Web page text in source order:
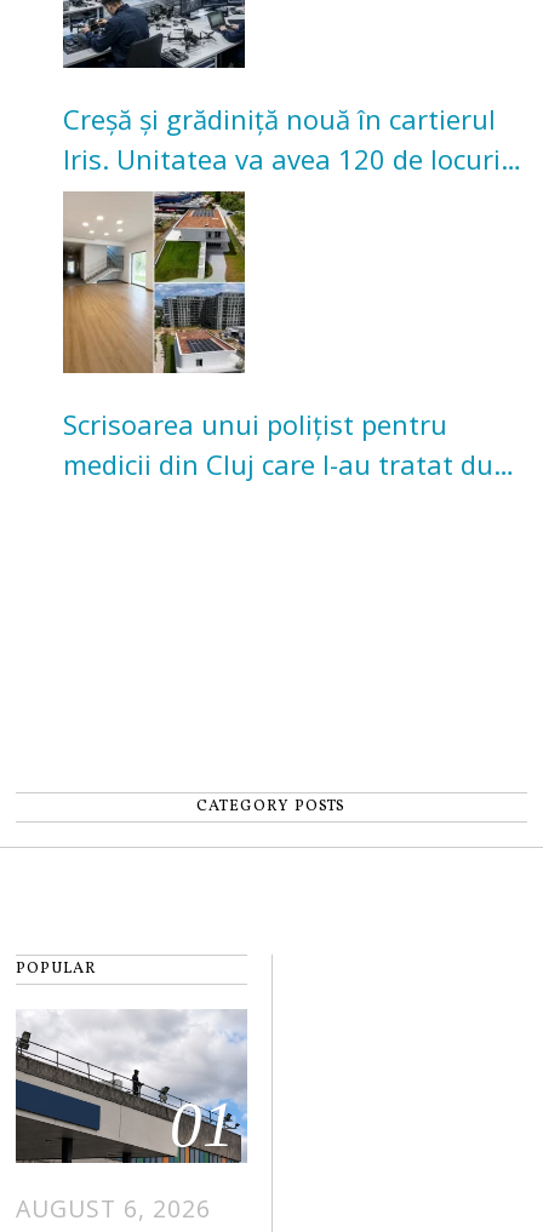
Creșă și grădiniță nouă în cartierul
Iris. Unitatea va avea 120 de locuri
pentru copii
Scrisoarea unui polițist pentru
medicii din Cluj care l-au tratat după
CATEGORY POSTS
POPULAR
01
AUGUST 6, 2026